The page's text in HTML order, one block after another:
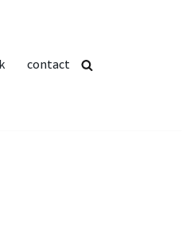
contact